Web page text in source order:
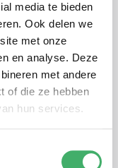
media te bieden
Ook delen we
met onze
en analyse. Deze
met andere
of die ze hebben
hun services.